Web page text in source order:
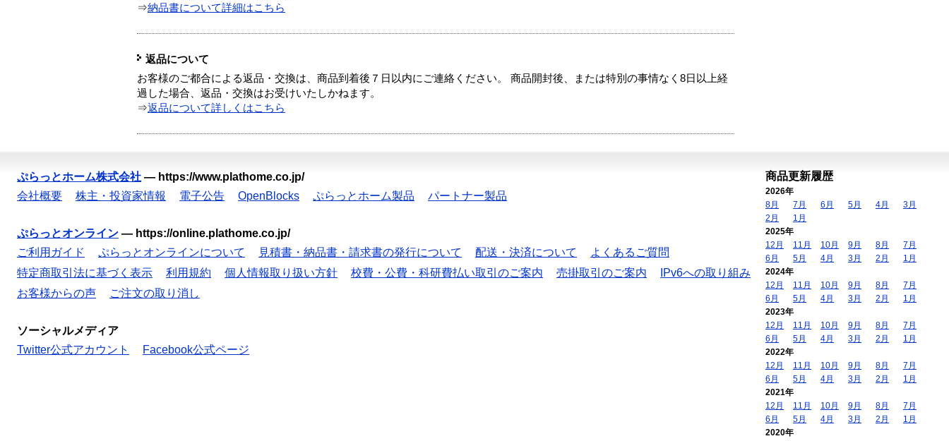
⇒納品書について詳細はこちら
返品について
お客様のご都合による返品・交換は、商品到着後７日以内にご連絡ください。 商品開封後、または特別の事情なく8日以上経
過した場合、返品・交換はお受けいたしかねます。
⇒返品について詳しくはこちら
ぷらっとホーム株式会社 — https://www.plathome.co.jp/
会社概要
株主・投資家情報 電子公告 OpenBlocks ぷらっとホーム製品 パートナー製品
ぷらっとオンライン — https://online.plathome.co.jp/
ご利用ガイド
ぷらっとオンラインについて 見積書・納品書・請求書の発行について 配送・決済について
よくあるご質問
特定商取引法に基づく表示
利用規約 個人情報取り扱い方針 校費・公費・科研費払い取引のご案内 売掛取引のご案内
IPv6への取り組み
お客様からの声
ご注文の取り消し
ソーシャルメディア
Twitter公式アカウント
Facebook公式ページ
商品更新履歴
2026年
8月
7月 6月 5月 4月
3月
2月
1月
2025年
12月
11月 10月 9月 8月
7月
6月
5月 4月 3月 2月
1月
2024年
12月
11月 10月 9月 8月
7月
6月
5月 4月 3月 2月
1月
2023年
12月
11月 10月 9月 8月
7月
6月
5月 4月 3月 2月
1月
2022年
12月
11月 10月 9月 8月
7月
6月
5月 4月 3月 2月
1月
2021年
12月
11月 10月 9月 8月
7月
6月
5月 4月 3月 2月
1月
2020年